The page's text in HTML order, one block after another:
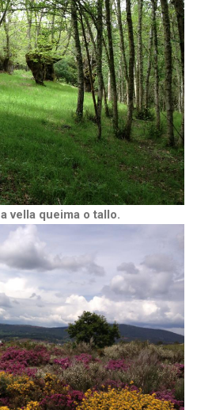
vella queima o tallo.